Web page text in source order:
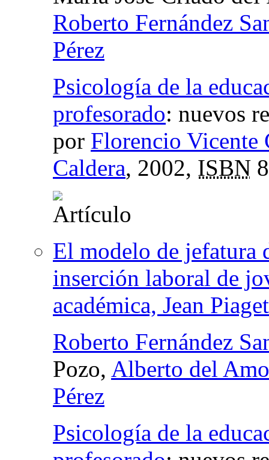
Roberto Fernández
Pérez
Psicología de la
profesorado: nuevos
por Florencio Vicente
Caldera, 2002, ISBN
El modelo de jefatura
inserción laboral de
académica, Jean Piaget
Roberto Fernández
Pozo, Alberto del
Pérez
Psicología de la